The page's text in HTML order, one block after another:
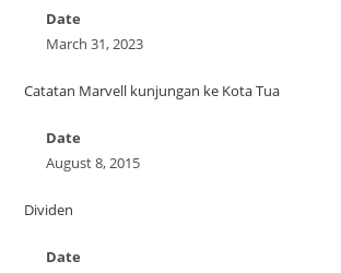
Date
March 31, 2023
Catatan Marvell kunjungan ke Kota Tua
Date
August 8, 2015
Dividen
Date